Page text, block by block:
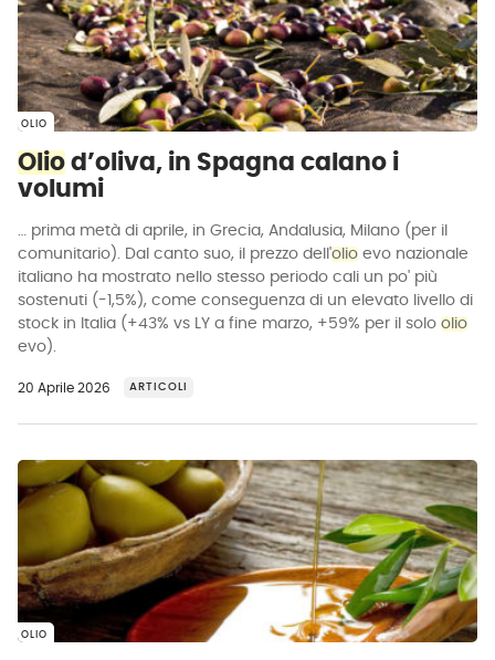
OLIO
Olio d’oliva, in Spagna calano i
volumi
… prima metà di aprile, in Grecia, Andalusia, Milano (per il
comunitario). Dal canto suo, il prezzo dell'olio evo nazionale
italiano ha mostrato nello stesso periodo cali un po' più
sostenuti (-1,5%), come conseguenza di un elevato livello di
stock in Italia (+43% vs LY a fine marzo, +59% per il solo olio
evo).
20 Aprile 2026 ARTICOLI
OLIO